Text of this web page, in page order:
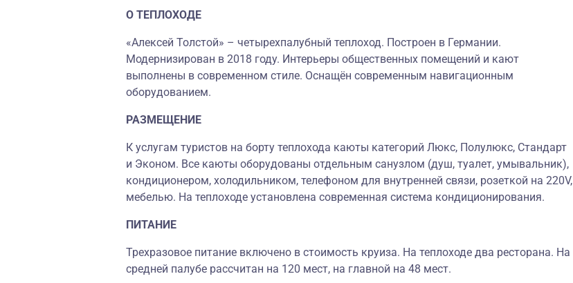
О ТЕПЛОХОДЕ
«Алексей Толстой» – четырехпалубный теплоход. Построен в Германии.
Модернизирован в 2018 году. Интерьеры общественных помещений и кают
выполнены в современном стиле. Оснащён современным навигационным
оборудованием.
РАЗМЕЩЕНИЕ
К услугам туристов на борту теплохода каюты категорий Люкс, Полулюкс, Стандарт
и Эконом. Все каюты оборудованы отдельным санузлом (душ, туалет, умывальник),
кондиционером, холодильником, телефоном для внутренней связи, розеткой на 220V,
мебелью. На теплоходе установлена современная система кондиционирования.
ПИТАНИЕ
Трехразовое питание включено в стоимость круиза. На теплоходе два ресторана. На
средней палубе рассчитан на 120 мест, на главной на 48 мест.